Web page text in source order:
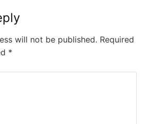
will not be published. Required
*